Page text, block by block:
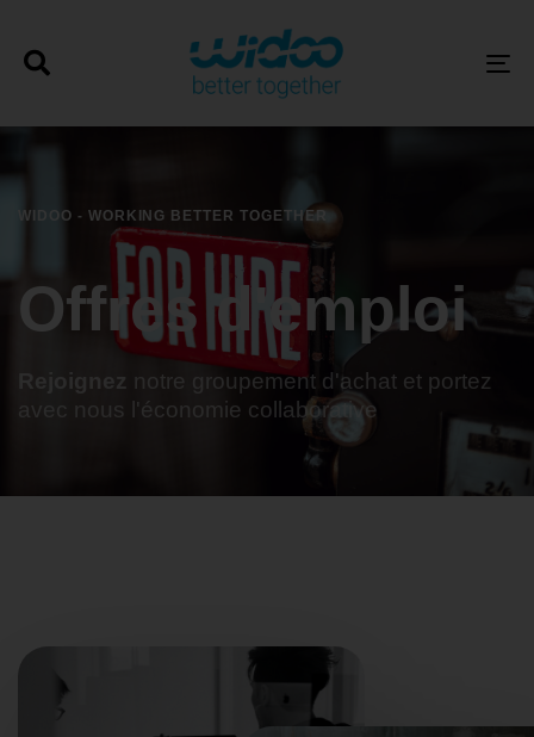
WIDOO - WORKING BETTER TOGETHER
Offres d'emploi
Rejoignez notre groupement d'achat et portez
avec nous l'économie collaborative